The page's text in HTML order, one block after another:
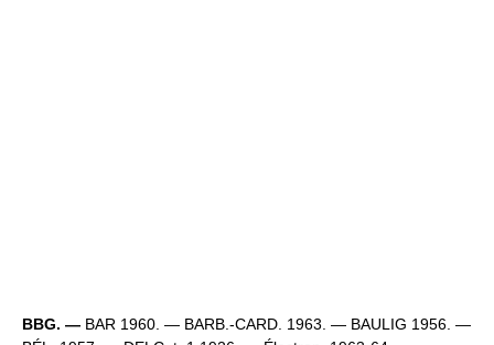
BBG. — BAR 1960. — BARB.-CARD. 1963. — BAULIG 1956. —